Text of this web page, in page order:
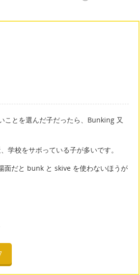
ことを選んだ子だったら、Bunking 又
校をサボっている子が多いです。
面だと bunk と skive を使わないほうが